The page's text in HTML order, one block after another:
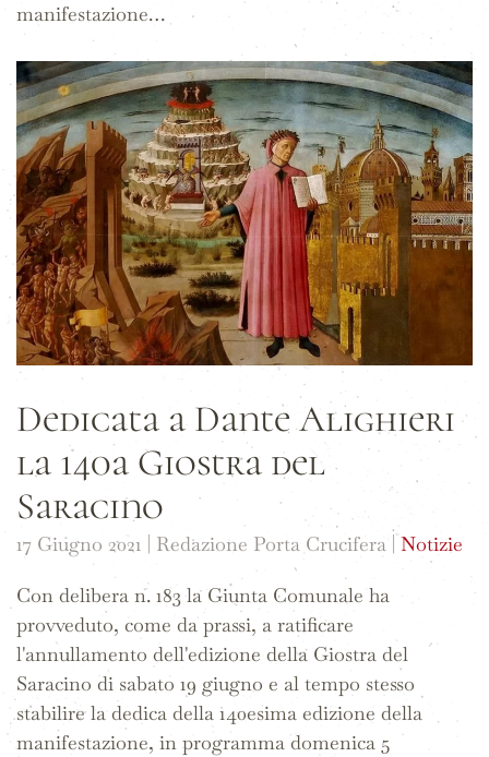
manifestazione…
Dedicata a Dante Alighieri
la 140a Giostra del
Saracino
17 Giugno 2021 | Redazione Porta Crucifera |Notizie
Con delibera n. 183 la Giunta Comunale ha
provveduto, come da prassi, a ratificare
l'annullamento dell'edizione della Giostra del
Saracino di sabato 19 giugno e al tempo stesso
stabilire la dedica della 140esima edizione della
manifestazione, in programma domenica 5